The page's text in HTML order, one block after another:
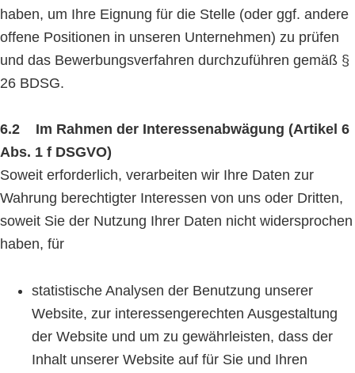
haben, um Ihre Eignung für die Stelle (oder ggf. andere
offene Positionen in unseren Unternehmen) zu prüfen
und das Bewerbungsverfahren durchzuführen gemäß §
26 BDSG.
6.2 Im Rahmen der Interessenabwägung (Artikel 6
Abs. 1 f DSGVO)
Soweit erforderlich, verarbeiten wir Ihre Daten zur
Wahrung berechtigter Interessen von uns oder Dritten,
soweit Sie der Nutzung Ihrer Daten nicht widersprochen
haben, für
statistische Analysen der Benutzung unserer
Website, zur interessengerechten Ausgestaltung
der Website und um zu gewährleisten, dass der
Inhalt unserer Website auf für Sie und Ihren